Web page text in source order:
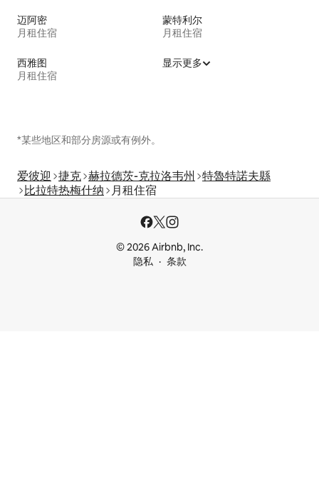
迈阿密
月租住宿
蒙特利尔
月租住宿
西雅图
月租住宿
显示更多
*某些地区和部分房源或有例外。
爱彼迎 捷克 赫拉德茨-克拉洛韦州
特魯特諾夫縣
比拉特热梅什纳 月租住宿
© 2026 Airbnb, Inc.
隐私
条款